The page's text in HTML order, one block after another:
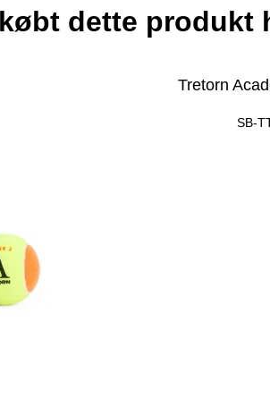
dette produkt
Tretorn
SB-